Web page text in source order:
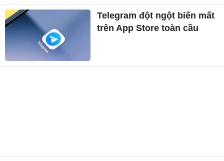
Telegram đột ngột biến mất
trên App Store toàn cầu